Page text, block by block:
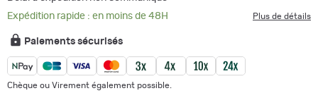
Expédition rapide : en moins de 48H
Plus de détails
Paiements sécurisés
Chèque ou Virement également possible.